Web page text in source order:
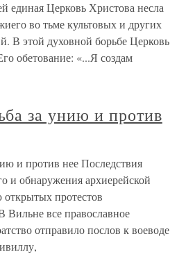
единая Церковь Христова несла
во тьме культовых и других
В этой духовной борьбе Церковь
обетование: «...Я создам
за унию и против
и против нее Последствия
и обнаружения архиерейской
протестов
Вильне все православное
отправило послов к воеводе